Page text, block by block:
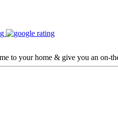
to your home & give you an on-